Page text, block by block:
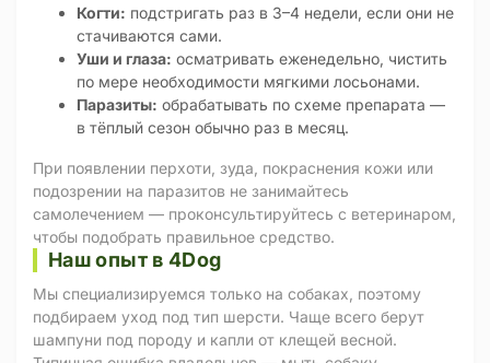
Когти: подстригать раз в 3–4 недели, если они не
стачиваются сами.
Уши и глаза: осматривать еженедельно, чистить
по мере необходимости мягкими лосьонами.
Паразиты: обрабатывать по схеме препарата —
в тёплый сезон обычно раз в месяц.
При появлении перхоти, зуда, покраснения кожи или
подозрении на паразитов не занимайтесь
самолечением — проконсультируйтесь с ветеринаром,
чтобы подобрать правильное средство.
Наш опыт в 4Dog
Мы специализируемся только на собаках, поэтому
подбираем уход под тип шерсти. Чаще всего берут
шампуни под породу и капли от клещей весной.